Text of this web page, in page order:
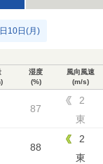
10日(月)
湿度
(%)
風向風速
(m/s)
87
2
東
88
2
東